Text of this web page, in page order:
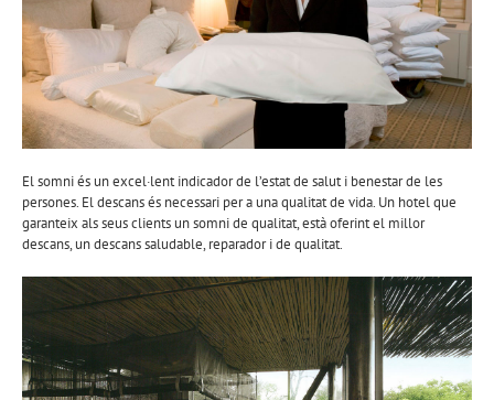
El somni és un excel·lent indicador de l’estat de salut i benestar de les
persones. El descans és necessari per a una qualitat de vida. Un hotel que
garanteix als seus clients un somni de qualitat, està oferint el millor
descans, un descans saludable, reparador i de qualitat.